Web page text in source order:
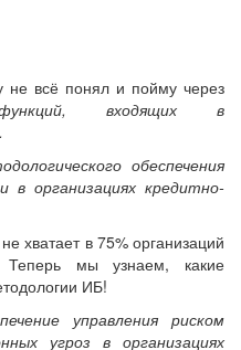
всё понял и пойму через
входящих в
обеспечения
в организациях кредитно-
хватает в 75% организаций
Теперь мы узнаем, какие
ИБ!
управления риском
угроз в организациях